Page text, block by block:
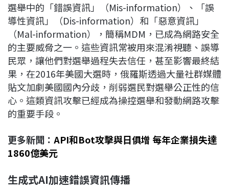
選舉中的「錯誤資訊」（Mis-information）、「誤
導性資訊」（Dis-information）和「惡意資訊」
（Mal-information），簡稱MDM，已成為網路安全
的主要威脅之一。這些資訊常被用來混淆視聽、誤導
民眾，讓他們對選舉過程失去信任，甚至影響最終結
果，在2016年美國大選時，俄羅斯透過大量社群媒體
貼文加劇美國國內分歧，削弱選民對選舉公正性的信
心。這類資訊攻擊已經成為操控選舉和發動網路攻擊
的重要手段。
更多新聞： API和Bot攻擊與日俱增 每年企業損失達
1860億美元
生成式AI加速錯誤資訊傳播